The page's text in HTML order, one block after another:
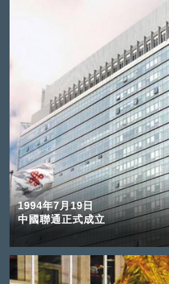
1994年7月19日
中國聯通正式成立